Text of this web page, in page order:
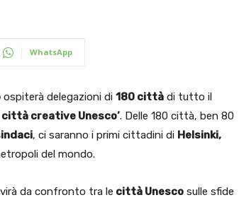
WhatsApp
ospiterà delegazioni di 180 città di tutto il
città creative Unesco’. Delle 180 città, ben 80
, ci saranno i primi cittadini di Helsinki,
del mondo.
da confronto tra le città Unesco sulle sfide